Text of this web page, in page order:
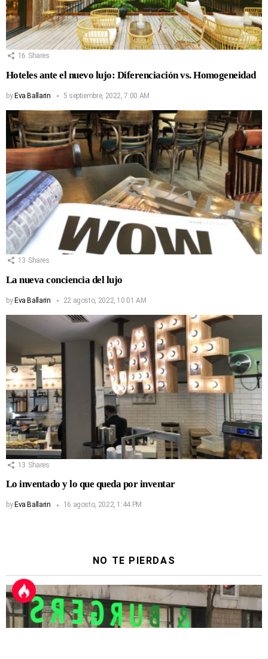
16 Shares
Hoteles ante el nuevo lujo: Diferenciación vs. Homogeneidad
byEva Ballarin 5 septiembre, 2022, 7:00 AM
13 Shares
La nueva conciencia del lujo
byEva Ballarin 22 agosto, 2022, 10:01 AM
13 Shares
Lo inventado y lo que queda por inventar
by Eva Ballarin 16 agosto, 2022, 1:44 PM
NO TE PIERDAS